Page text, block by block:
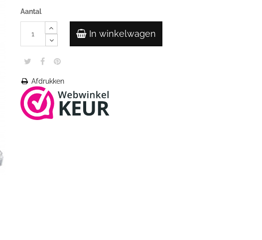
Aantal
In winkelwagen
Afdrukken